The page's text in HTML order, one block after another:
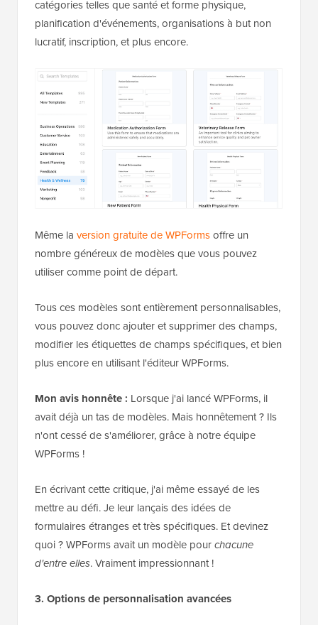
catégories telles que santé et forme physique,
planification d'événements, organisations à but non
lucratif, inscription, et plus encore.
Même la version gratuite de WPFormsoffre un
nombre généreux de modèles que vous pouvez
utiliser comme point de départ.
Tous ces modèles sont entièrement personnalisables,
vous pouvez donc ajouter et supprimer des champs,
modifier les étiquettes de champs spécifiques, et bien
plus encore en utilisant l'éditeur WPForms.
Mon avis honnête : Lorsque j'ai lancé WPForms, il
avait déjà un tas de modèles. Mais honnêtement ? Ils
n'ont cessé de s'améliorer, grâce à notre équipe
WPForms !
En écrivant cette critique, j'ai même essayé de les
mettre au défi. Je leur lançais des idées de
formulaires étranges et très spécifiques. Et devinez
quoi ? WPForms avait un modèle pourchacune
d'entre elles. Vraiment impressionnant !
3. Options de personnalisation avancées